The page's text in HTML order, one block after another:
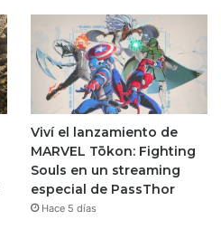
Viví el lanzamiento de
MARVEL Tōkon: Fighting
Souls en un streaming
especial de PassThor
Hace 5 días